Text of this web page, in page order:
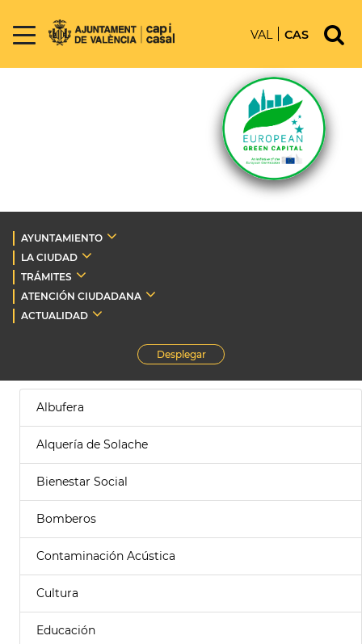
VAL CAS
AYUNTAMIENTO
LA CIUDAD
TRÁMITES
ATENCIÓN CIUDADANA
ACTUALIDAD
Desplegar
Albufera
Alquería de Solache
Bienestar Social
Bomberos
Contaminación Acústica
Cultura
Educación